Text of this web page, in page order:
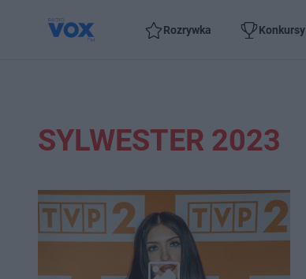
Rozrywka Konkursy
SYLWESTER 2023